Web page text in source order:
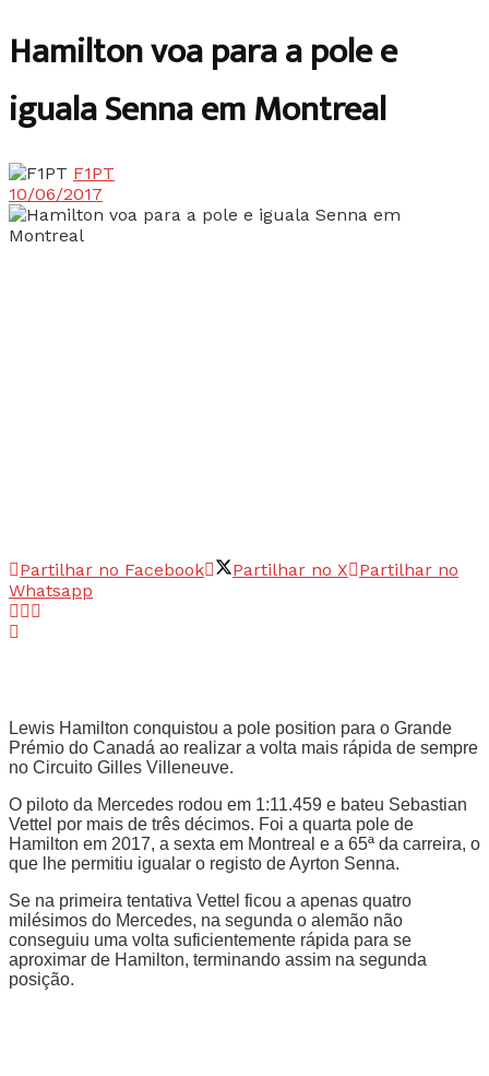
Hamilton voa para a pole e
iguala Senna em Montreal
F1PT
10/06/2017
Partilhar no Facebook Partilhar no X
Partilhar no
Whatsapp
Lewis Hamilton conquistou a pole position para o Grande
Prémio do Canadá ao realizar a volta mais rápida de sempre
no Circuito Gilles Villeneuve.
O piloto da Mercedes rodou em 1:11.459 e bateu Sebastian
Vettel por mais de três décimos. Foi a quarta pole de
Hamilton em 2017, a sexta em Montreal e a 65ª da carreira, o
que lhe permitiu igualar o registo de Ayrton Senna.
Se na primeira tentativa Vettel ficou a apenas quatro
milésimos do Mercedes, na segunda o alemão não
conseguiu uma volta suficientemente rápida para se
aproximar de Hamilton, terminando assim na segunda
posição.